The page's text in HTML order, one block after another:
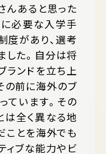
んあると思った
必要な入学手
度があり、選考
した。自分は将
ランドを立ち上
の前に海外のブ
ています。その
全く異なる地
ことを海外でも
ィブな能力やビ